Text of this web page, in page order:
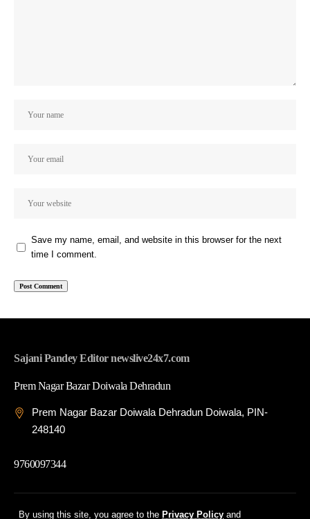
By using this site, you agree to the Privacy Policy and
Save my name, email, and website in this browser for the next
time I comment.
Sajani Pandey Editor newslive24x7.com
Prem Nagar Bazar Doiwala Dehradun
Prem Nagar Bazar Doiwala Dehradun Doiwala, PIN-
248140
9760097344
© 2026 News Live 24x7| Developed By: Tech Yard Labs